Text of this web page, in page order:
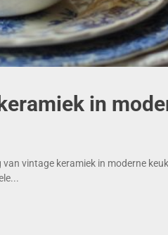
in
vintage keramiek in moderne